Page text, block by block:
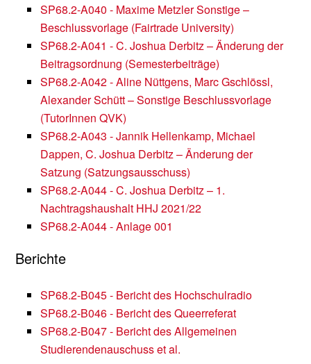
SP68.2-A040 - Maxime Metzler Sonstige –
Beschlussvorlage (Fairtrade University)
SP68.2-A041 - C. Joshua Derbitz – Änderung der
Beitragsordnung (Semesterbeiträge)
SP68.2-A042 - Aline Nüttgens, Marc Gschlössl,
Alexander Schütt – Sonstige Beschlussvorlage
(TutorInnen QVK)
SP68.2-A043 - Jannik Hellenkamp, Michael
Dappen, C. Joshua Derbitz – Änderung der
Satzung (Satzungsausschuss)
SP68.2-A044 - C. Joshua Derbitz – 1.
Nachtragshaushalt HHJ 2021/22
SP68.2-A044 - Anlage 001
Berichte
SP68.2-B045 - Bericht des Hochschulradio
SP68.2-B046 - Bericht des Queerreferat
SP68.2-B047 - Bericht des Allgemeinen
Studierendenauschuss et al.